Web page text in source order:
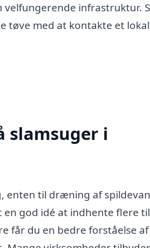
infrastruktur.
tøve med at kontakte et
i
enten til dræning af
god idé at indhente flere
får du en bedre forståelse af